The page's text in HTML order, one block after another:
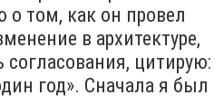
о том, как он провел
в архитектуре,
цитирую:
год». Сначала я был